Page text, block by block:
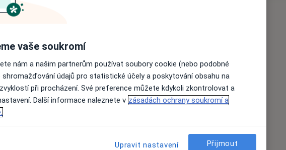
a neurologické vady.
DNS dle Prof. Koláře,
kineziotaping.
masáže, které snižují
vaše soukromí
nám a našim partnerům používat soubory cookie (nebo podobné
shromažďování údajů pro statistické účely a poskytování obsahu na
při procházení. Své preference můžete kdykoli zkontrolovat a
Další informace naleznete v zásadách ochrany soukromí a
Upravit nastavení Přijmout